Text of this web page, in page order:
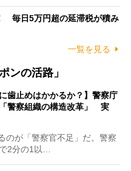
毎日5万円超の延滞税が積み
一覧を見る
ンの活路」
歯止めはかかるか？】警察庁
警察組織の構造改革」 実
が「警察官不足」だ。警察
2分の1以…